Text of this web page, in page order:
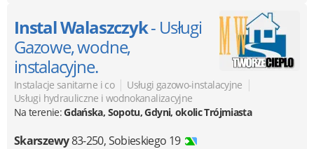
Instal Walaszczyk- Usługi
Gazowe, wodne,
instalacyjne.
Instalacje sanitarne i co | Usługi gazowo-instalacyjne |
Usługi hydrauliczne i wodnokanalizacyjne
Na terenie:Gdańska, Sopotu, Gdyni, okolic Trójmiasta
Skarszewy83-250,Sobieskiego 19